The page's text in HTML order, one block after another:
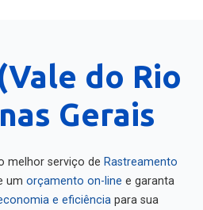
do Rio
Gerais
melhor serviço de Rastreamento
um orçamento on-line e garanta
e eficiência para sua